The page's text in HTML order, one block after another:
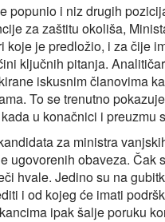
popunio i niz drugih
za zaštitu okoliša,
je predložio, i za čije
ključnih pitanja.
iskusnim članovima
To se trenutno
u konačnici i preuzmu
za ministra
ugovorenih obaveza. Čak
hvale. Jedino su na
i od kojeg će imati
ipak šalje poruku